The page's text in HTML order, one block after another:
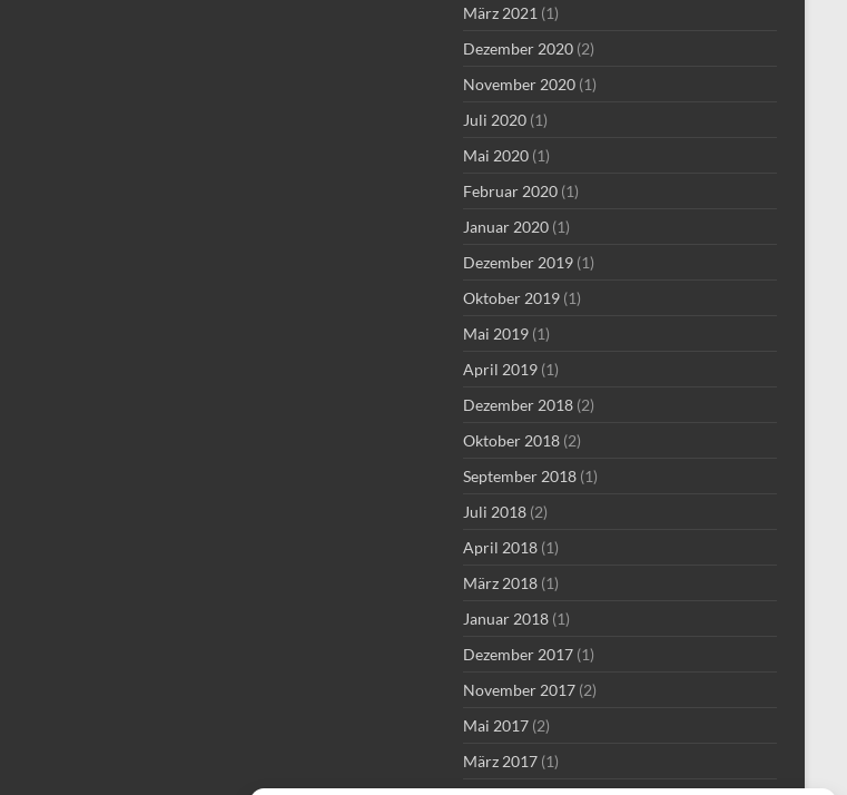
März 2021 (1)
Dezember 2020 (2)
November 2020 (1)
Juli 2020 (1)
Mai 2020 (1)
Februar 2020 (1)
Januar 2020 (1)
Dezember 2019 (1)
Oktober 2019 (1)
Mai 2019 (1)
April 2019 (1)
Dezember 2018 (2)
Oktober 2018 (2)
September 2018 (1)
Juli 2018 (2)
April 2018 (1)
März 2018 (1)
Januar 2018 (1)
Dezember 2017 (1)
November 2017 (2)
Mai 2017 (2)
März 2017 (1)